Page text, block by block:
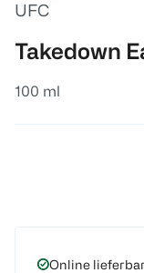
UFC
Takedown
100 ml
Online